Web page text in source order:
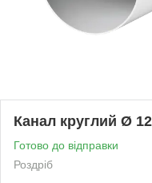
Канал круглий Ø
Готово до відправки
Роздріб